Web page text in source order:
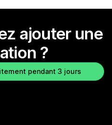
ajouter une
?
pendant 3 jours